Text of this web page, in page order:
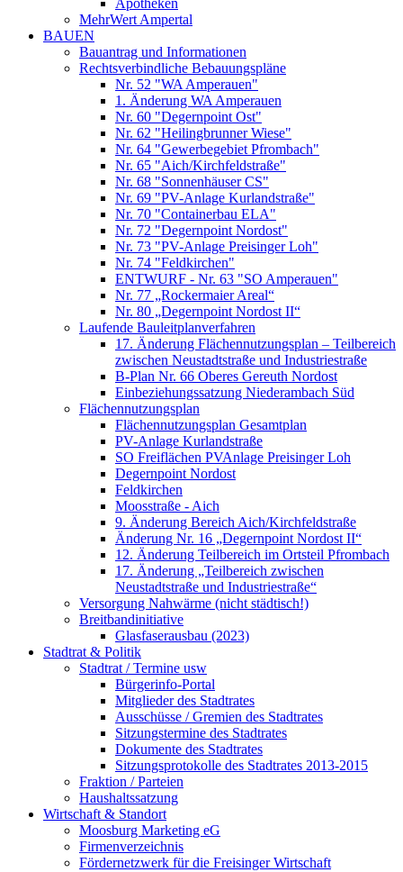
Apotheken
MehrWert Ampertal
BAUEN
Bauantrag und Informationen
Rechtsverbindliche Bebauungspläne
Nr. 52 "WA Amperauen"
1. Änderung WA Amperauen
Nr. 60 "Degernpoint Ost"
Nr. 62 "Heilingbrunner Wiese"
Nr. 64 "Gewerbegebiet Pfrombach"
Nr. 65 "Aich/Kirchfeldstraße"
Nr. 68 "Sonnenhäuser CS"
Nr. 69 "PV-Anlage Kurlandstraße"
Nr. 70 "Containerbau ELA"
Nr. 72 "Degernpoint Nordost"
Nr. 73 "PV-Anlage Preisinger Loh"
Nr. 74 "Feldkirchen"
ENTWURF - Nr. 63 "SO Amperauen"
Nr. 77 „Rockermaier Areal“
Nr. 80 „Degernpoint Nordost II“
Laufende Bauleitplanverfahren
17. Änderung Flächennutzungsplan – Teilbereich
zwischen Neustadtstraße und Industriestraße
B-Plan Nr. 66 Oberes Gereuth Nordost
Einbeziehungssatzung Niederambach Süd
Flächennutzungsplan
Flächennutzungsplan Gesamtplan
PV-Anlage Kurlandstraße
SO Freiflächen PV­Anlage Preisinger Loh
Degernpoint Nordost
Feldkirchen
Moosstraße - Aich
9. Änderung Bereich Aich/Kirchfeldstraße
Änderung Nr. 16 „Degernpoint Nordost II“
12. Änderung Teilbereich im Ortsteil Pfrombach
17. Änderung „Teilbereich zwischen
Neustadtstraße und Industriestraße“
Versorgung Nahwärme (nicht städtisch!)
Breitbandinitiative
Glasfaserausbau (2023)
Stadtrat & Politik
Stadtrat / Termine usw
Bürgerinfo-Portal
Mitglieder des Stadtrates
Ausschüsse / Gremien des Stadtrates
Sitzungstermine des Stadtrates
Dokumente des Stadtrates
Sitzungsprotokolle des Stadtrates 2013-2015
Fraktion / Parteien
Haushaltssatzung
Wirtschaft & Standort
Moosburg Marketing eG
Firmenverzeichnis
Fördernetzwerk für die Freisinger Wirtschaft